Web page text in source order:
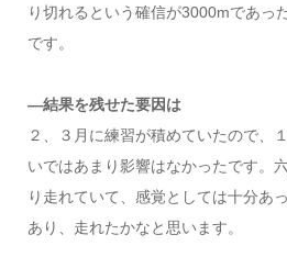
り切れるという確信が3000mであっ
です。
―結果を残せた要因は
２、３月に練習が積めていたので、
いではあまり影響はなかったです。
り走れていて、感覚としては十分あ
あり、走れたかなと思います。